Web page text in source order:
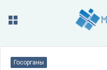
Меню
Госорганы